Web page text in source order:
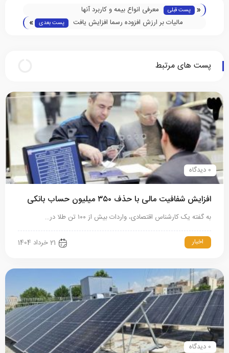
« پست قبلی
معرفی انواع بیمه و کاربرد آنها
مالیات بر ارزش افزوده رسما افزایش یافت
پست بعدی »
پست های مرتبط
0 دیدگاه
افزایش شفافیت مالی با حذف ۳۵۰ میلیون حساب بانکی
به گفته یک کارشناس اقتصادی، واردات بیش‌ از ۱۰۰ تن طلا در…
اخبار 21 خرداد 1404
0 دیدگاه